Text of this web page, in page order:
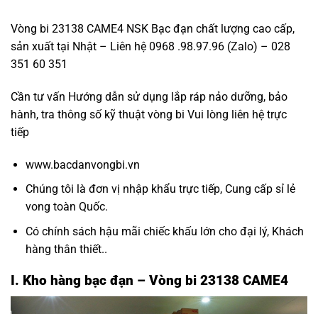
Vòng bi 23138 CAME4 NSK Bạc đạn chất lượng cao cấp,
sản xuất tại Nhật – Liên hệ 0968 .98.97.96 (Zalo) – 028
351 60 351
Cần tư vấn Hướng dẫn sử dụng lắp ráp nảo dưỡng, bảo
hành, tra thông số kỹ thuật vòng bi Vui lòng liên hệ trực
tiếp
www.bacdanvongbi.vn
Chúng tôi là đơn vị nhập khẩu trực tiếp, Cung cấp sỉ lẻ
vong toàn Quốc.
Có chính sách hậu mãi chiếc khấu lớn cho đại lý, Khách
hàng thân thiết..
I. Kho hàng bạc đạn – Vòng bi 23138 CAME4